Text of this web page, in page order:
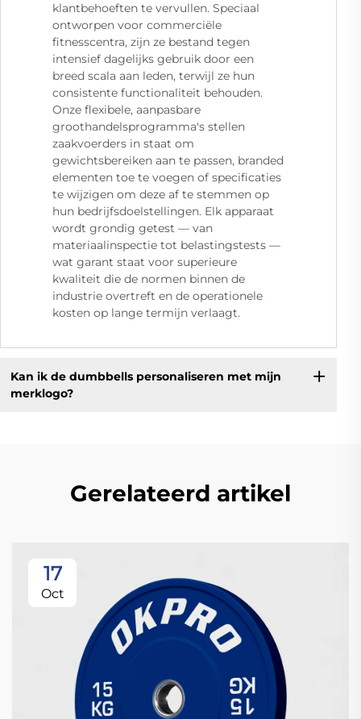
klantbehoeften te vervullen. Speciaal
ontworpen voor commerciële
fitnesscentra, zijn ze bestand tegen
intensief dagelijks gebruik door een
breed scala aan leden, terwijl ze hun
consistente functionaliteit behouden.
Onze flexibele, aanpasbare
groothandelsprogramma's stellen
zaakvoerders in staat om
gewichtsbereiken aan te passen, branded
elementen toe te voegen of specificaties
te wijzigen om deze af te stemmen op
hun bedrijfsdoelstellingen. Elk apparaat
wordt grondig getest — van
materiaalinspectie tot belastingstests —
wat garant staat voor superieure
kwaliteit die de normen binnen de
industrie overtreft en de operationele
kosten op lange termijn verlaagt.
Kan ik de dumbbells personaliseren met mijn
merklogo?
Gerelateerd artikel
17
Oct